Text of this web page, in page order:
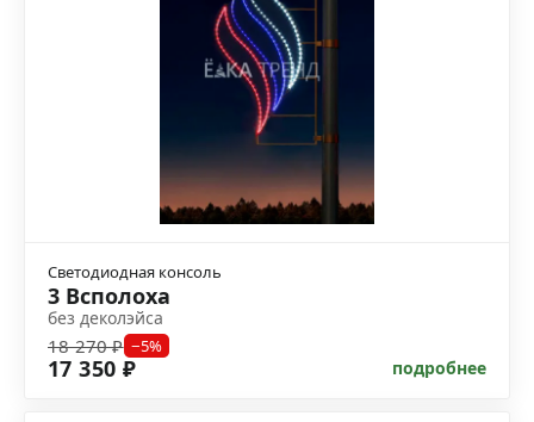
Светодиодная консоль
3 Всполоха
без деколэйса
18 270 ₽ −5%
17 350 ₽ подробнее